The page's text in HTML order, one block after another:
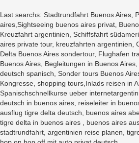
Last searchs: Stadtrundfahrt Buenos Aires,
aires,Sightseeing buenos aires privat,
Kreuzfahrt argentinien, Schiffsfahrt
aires private tour, kreuzfahrten argentinien,
Delta Buenos Aires sondertour, Flughafen
Buenos Aires, Begleitungen in Buenos
deutsch spanisch, Sonder tours Buenos
Kongresse, shopping tours,Inlads reisen in
Spanischschnellkurse ueber
deutsch in buenos aires, reiseleiter in
ausflug tigre delta deutsch, buenos aires
tigre delta in buenos aires , buenos aires
stadtrundfahrt, argentinien reise planen,